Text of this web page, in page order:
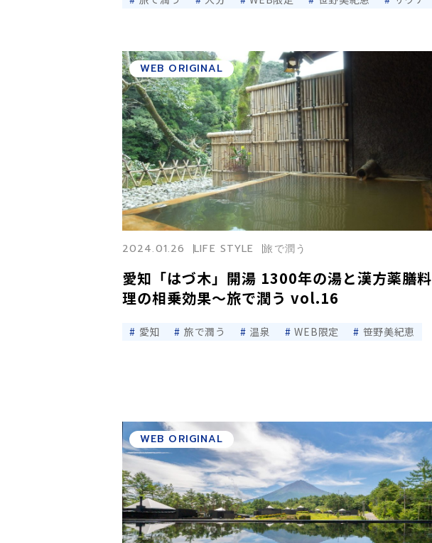
愛知「はづ木」開湯 1300年の湯と漢方薬膳料
理の相乗効果〜旅で潤う vol.16
2024.01.26 LIFE STYLE 旅で潤う
WEB ORIGINAL
愛知 旅で潤う 温泉 WEB限定 笹野美紀恵
WEB ORIGINAL